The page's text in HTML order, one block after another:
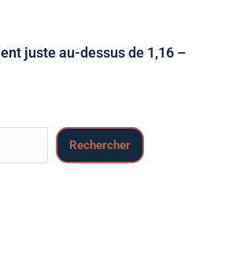
juste au-dessus de 1,16 –
Rechercher